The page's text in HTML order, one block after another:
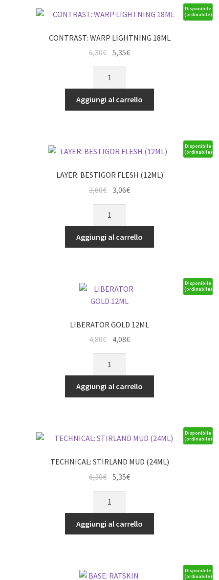
Disponibile
(ordinabile)
CONTRAST: WARP LIGHTNING 18ML
6,30€
prezzo
originale
era:
6,30€.
5,35€Il
è:
5,35€.
LIGHTNING
18ML
Aggiungi al carrello
Disponibile
(ordinabile)
LAYER: BESTIGOR FLESH (12ML)
3,60€
originale
era:
3,60€.
3,06€Il
è:
3,06€.
FLESH
(12ML)
Aggiungi al carrello
Disponibile
(ordinabile)
LIBERATOR GOLD 12ML
4,80€
prezzo
originale
era:
4,80€.
4,08€Il
è:
4,08€.
12ML
quantità
Aggiungi al carrello
Disponibile
(ordinabile)
TECHNICAL: STIRLAND MUD (24ML)
6,30€
originale
era:
6,30€.
5,35€Il
è:
5,35€.
MUD
(24ML)
Aggiungi al carrello
Disponibile
(ordinabile)